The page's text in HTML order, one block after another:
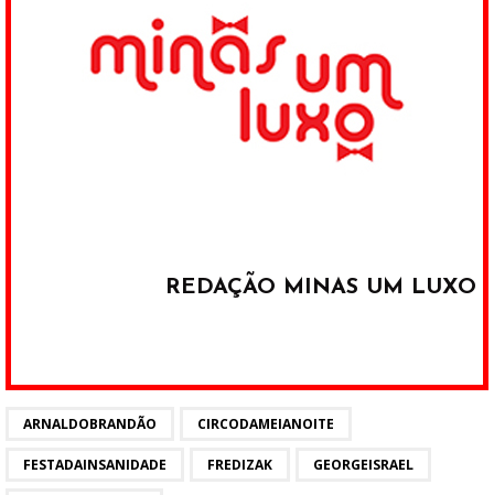
REDAÇÃO MINAS UM LUXO
ARNALDOBRANDÃO CIRCODAMEIANOITE
FESTADAINSANIDADE FREDIZAK GEORGEISRAEL